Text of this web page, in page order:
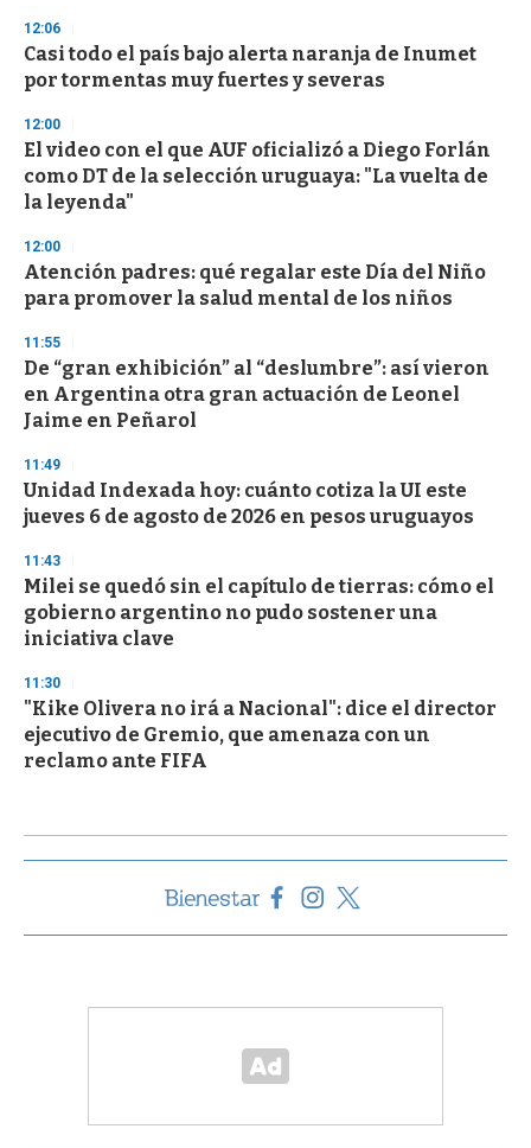
s
e
c
o
d
s
12:06
Casi todo el país bajo alerta naranja de Inumet
por tormentas muy fuertes y severas
12:00
El video con el que AUF oficializó a Diego Forlán
como DT de la selección uruguaya: "La vuelta de
la leyenda"
12:00
Atención padres: qué regalar este Día del Niño
para promover la salud mental de los niños
11:55
De “gran exhibición” al “deslumbre”: así vieron
en Argentina otra gran actuación de Leonel
Jaime en Peñarol
11:49
Unidad Indexada hoy: cuánto cotiza la UI este
jueves 6 de agosto de 2026 en pesos uruguayos
11:43
Milei se quedó sin el capítulo de tierras: cómo el
gobierno argentino no pudo sostener una
iniciativa clave
11:30
"Kike Olivera no irá a Nacional": dice el director
ejecutivo de Gremio, que amenaza con un
reclamo ante FIFA